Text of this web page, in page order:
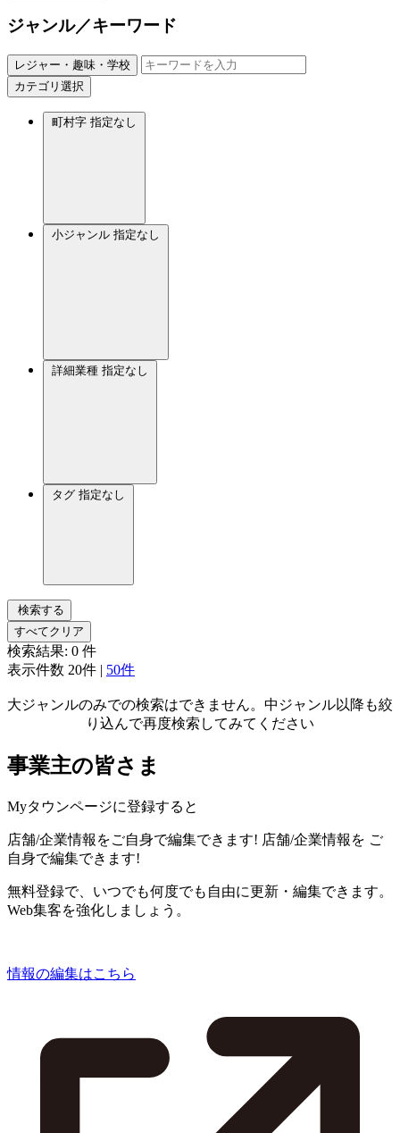
ジャンル／キーワード
レジャー・趣味・学校
カテゴリ選択
町村字 指定なし
小ジャンル 指定なし
詳細業種 指定なし
タグ 指定なし
検索する
すべてクリア
検索結果: 0 件
表示件数 20件 | 50件
大ジャンルのみでの検索はできません。中ジャンル以降も絞
り込んで再度検索してみてください
事業主の皆さま
Myタウンページに登録すると
店舗/企業情報をご自身で編集できます! 店舗/企業情報を ご
自身で編集できます!
無料登録で、いつでも何度でも自由に更新・編集できます。
Web集客を強化しましょう。
情報の編集はこちら